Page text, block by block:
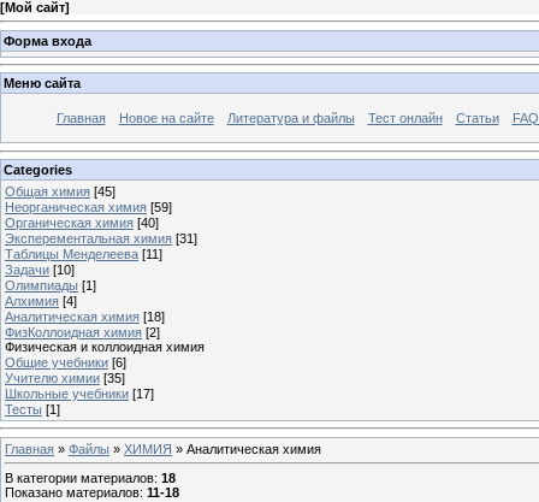
[Мой сайт]
Форма входа
Меню сайта
Главная Новое на сайте Литература и файлы Тест онлайн Статьи
Categories
Общая химия [45]
Неорганическая химия [59]
Органическая химия [40]
Эксперементальная химия [31]
Таблицы Менделеева [11]
Задачи [10]
Олимпиады [1]
Алхимия [4]
Аналитическая химия [18]
ФизКоллоидная химия [2]
Физическая и коллоидная химия
Общие учебники [6]
Учителю химии [35]
Школьные учебники [17]
Тесты [1]
Главная » Файлы » ХИМИЯ » Аналитическая химия
В категории материалов: 18
Показано материалов: 11-18